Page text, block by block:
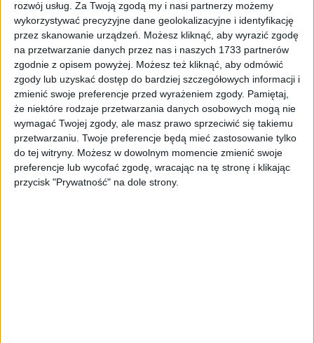
rozwój usług. Za Twoją zgodą my i nasi partnerzy możemy
wykorzystywać precyzyjne dane geolokalizacyjne i identyfikację
przez skanowanie urządzeń. Możesz kliknąć, aby wyrazić zgodę
na przetwarzanie danych przez nas i naszych 1733 partnerów
zgodnie z opisem powyżej. Możesz też kliknąć, aby odmówić
zgody lub uzyskać dostęp do bardziej szczegółowych informacji i
zmienić swoje preferencje przed wyrażeniem zgody. Pamiętaj,
że niektóre rodzaje przetwarzania danych osobowych mogą nie
wymagać Twojej zgody, ale masz prawo sprzeciwić się takiemu
przetwarzaniu. Twoje preferencje będą mieć zastosowanie tylko
do tej witryny. Możesz w dowolnym momencie zmienić swoje
preferencje lub wycofać zgodę, wracając na tę stronę i klikając
przycisk "Prywatność" na dole strony.
Surron Lewa osłona amortyzatora Light Bee L1E X
DNM
43,67zł
ZOBACZ WIĘCEJ
PROMOCJA!